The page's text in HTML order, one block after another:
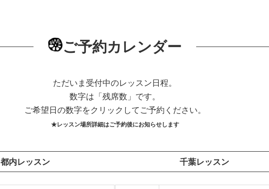
ご予約カレンダー
ただいま受付中のレッスン日程。
数字は「残席数」です。
ご希望日の数字をクリックしてご予約ください。
★レッスン場所詳細はご予約後にお知らせします
都内レッスン 千葉レッスン